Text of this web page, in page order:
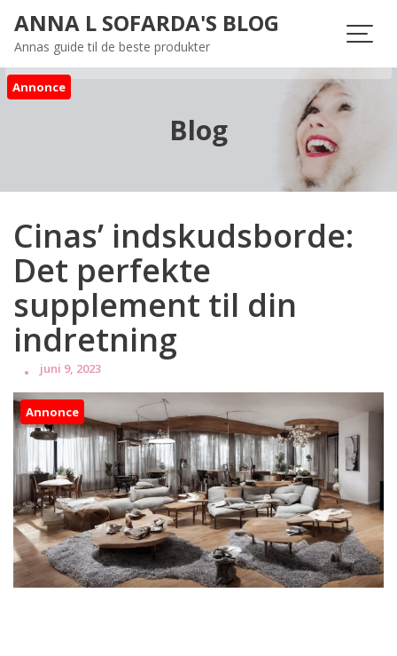
content
ANNA L SOFARDA'S BLOG
Annas guide til de beste produkter
Annonce
Blog
Cinas’ indskudsborde:
Det perfekte
supplement til din
indretning
juni 9, 2023
Annonce